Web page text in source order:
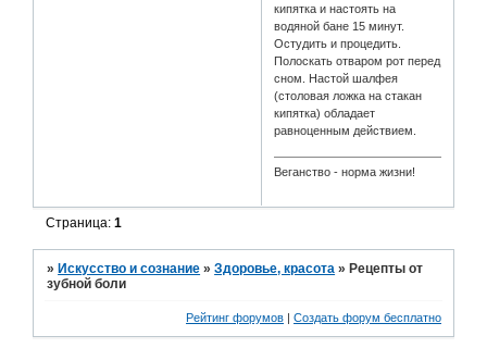
кипятка и настоять на
водяной бане 15 минут.
Остудить и процедить.
Полоскать отваром рот перед
сном. Настой шалфея
(столовая ложка на стакан
кипятка) обладает
равноценным действием.
Веганство - норма жизни!
Страница:1
» Искусство и сознание »Здоровье, красота » Рецепты от
зубной боли
Рейтинг форумов Создать форум бесплатно